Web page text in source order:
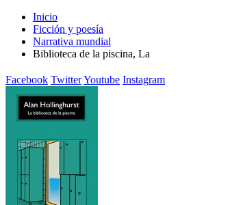
Inicio
Ficción y poesía
Narrativa mundial
Biblioteca de la piscina, La
Facebook TwitterYoutube Instagram